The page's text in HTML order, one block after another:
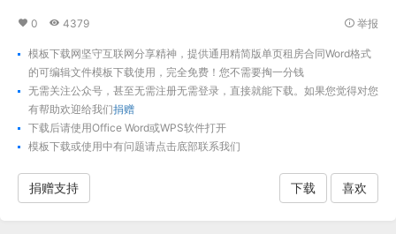
0 4379 举报
模板下载网坚守互联网分享精神，提供通用精简版单页租房合同Word格式
的可编辑文件模板下载使用，完全免费！您不需要掏一分钱
无需关注公众号，甚至无需注册无需登录，直接就能下载。如果您觉得对您
有帮助欢迎给我们捐赠
下载后请使用Office Word或WPS软件打开
模板下载或使用中有问题请点击底部联系我们
捐赠支持 下载 喜欢